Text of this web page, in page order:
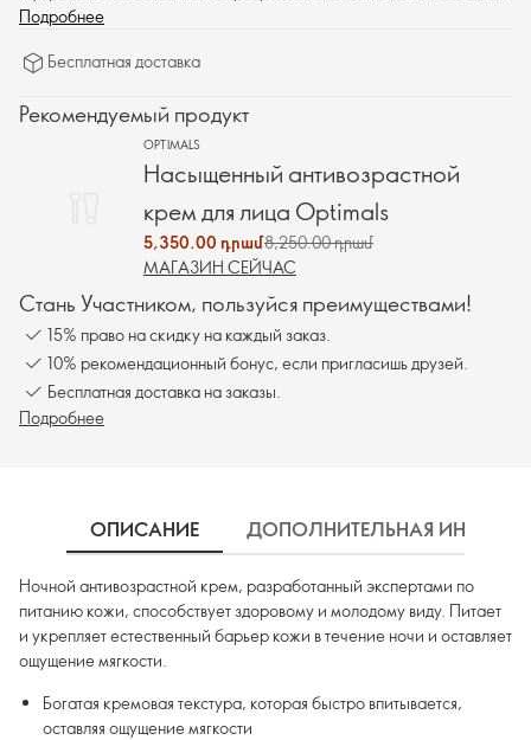
ощущение мягкости.
Подробнее
Бесплатная доставка
Рекомендуемый продукт
OPTIMALS
Насыщенный антивозрастной
крем для лица Optimals
5,350.00 դրամ8,250.00 դրամ
МАГАЗИН СЕЙЧАС
Стань Участником, пользуйся преимуществами!
15% право на скидку на каждый заказ.
10% рекомендационный бонус, если пригласишь друзей.
Бесплатная доставка на заказы.
Подробнее
ОПИСАНИЕ ДОПОЛНИТЕЛЬНАЯ
Ночной антивозрастной крем, разработанный экспертами по
питанию кожи, способствует здоровому и молодому виду. Питает
и укрепляет естественный барьер кожи в течение ночи и оставляет
ощущение мягкости.
Богатая кремовая текстура, которая быстро впитывается,
оставляя ощущение мягкости